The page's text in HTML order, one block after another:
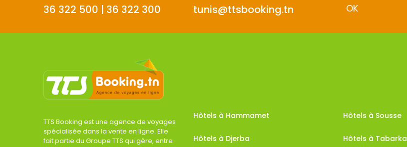
36 322 500 | 36 322 300 tunis@ttsbooking.tn
TTS Booking est une agence de voyages
spécialisée dans la vente en ligne. Elle
fait partie du Groupe TTS qui gère, entre
Hôtels à Hammamet
Hôtels à Djerba
Hôtels à Sousse
Hôtels à Tabarka